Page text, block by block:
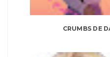
CRUMBS DE